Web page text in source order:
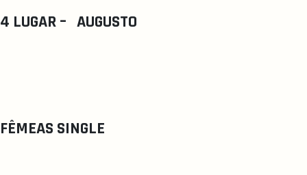
4 LUGAR – AUGUSTO
FÊMEAS SINGLE